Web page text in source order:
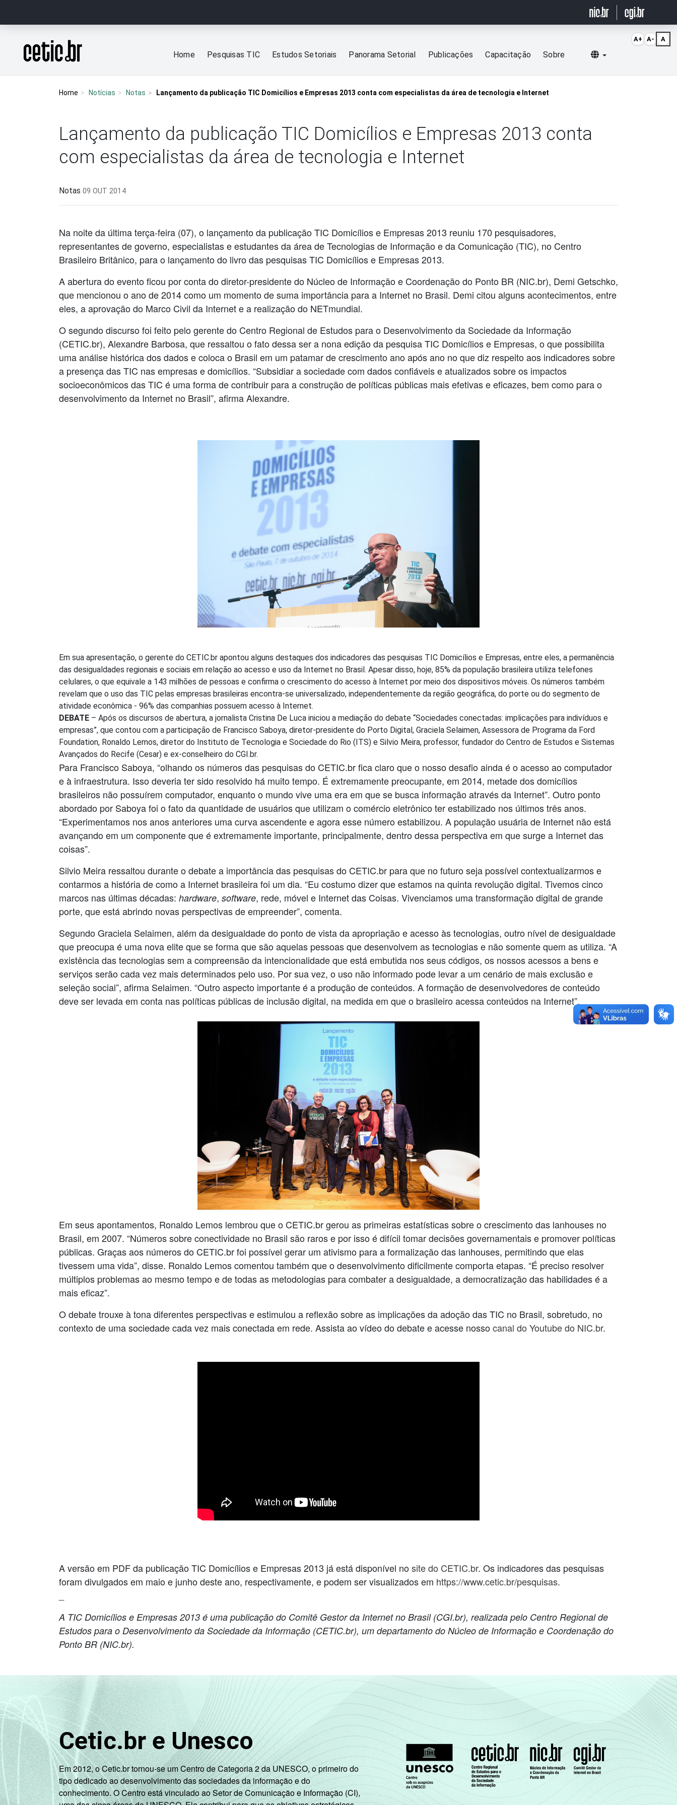
Página inicial
Home Pesquisas TIC Estudos Setoriais Panorama Setorial Publicações Capacitação Sobre Selecionar idioma
Home Notícias Notas Lançamento da publicação TIC Domicílios e Empresas 2013 conta com especialistas da área de tecnologia e Internet
Lançamento da publicação TIC Domicílios e Empresas 2013 conta
com especialistas da área de tecnologia e Internet
Notas 09 OUT 2014
Na noite da última terça-feira (07), o lançamento da publicação TIC Domicílios e Empresas 2013 reuniu 170 pesquisadores,
representantes de governo, especialistas e estudantes da área de Tecnologias de Informação e da Comunicação (TIC), no Centro
Brasileiro Britânico, para o lançamento do livro das pesquisas TIC Domicílios e Empresas 2013.
A abertura do evento ficou por conta do diretor-presidente do Núcleo de Informação e Coordenação do Ponto BR (NIC.br), Demi Getschko,
que mencionou o ano de 2014 como um momento de suma importância para a Internet no Brasil. Demi citou alguns acontecimentos, entre
eles, a aprovação do Marco Civil da Internet e a realização do NETmundial.
O segundo discurso foi feito pelo gerente do Centro Regional de Estudos para o Desenvolvimento da Sociedade da Informação
(CETIC.br), Alexandre Barbosa, que ressaltou o fato dessa ser a nona edição da pesquisa TIC Domicílios e Empresas, o que possibilita
uma análise histórica dos dados e coloca o Brasil em um patamar de crescimento ano após ano no que diz respeito aos indicadores sobre
a presença das TIC nas empresas e domicílios. “Subsidiar a sociedade com dados confiáveis e atualizados sobre os impactos
socioeconômicos das TIC é uma forma de contribuir para a construção de políticas públicas mais efetivas e eficazes, bem como para o
desenvolvimento da Internet no Brasil”, afirma Alexandre.
Em sua apresentação, o gerente do CETIC.br apontou alguns destaques dos indicadores das pesquisas TIC Domicílios e Empresas, entre eles, a permanência
das desigualdades regionais e sociais em relação ao acesso e uso da Internet no Brasil. Apesar disso, hoje, 85% da população brasileira utiliza telefones
celulares, o que equivale a 143 milhões de pessoas e confirma o crescimento do acesso à Internet por meio dos dispositivos móveis. Os números também
revelam que o uso das TIC pelas empresas brasileiras encontra-se universalizado, independentemente da região geográfica, do porte ou do segmento de
atividade econômica - 96% das companhias possuem acesso à Internet.
DEBATE – Após os discursos de abertura, a jornalista Cristina De Luca iniciou a mediação do debate “Sociedades conectadas: implicações para indivíduos e
empresas”, que contou com a participação de Francisco Saboya, diretor-presidente do Porto Digital, Graciela Selaimen, Assessora de Programa da Ford
Foundation, Ronaldo Lemos, diretor do Instituto de Tecnologia e Sociedade do Rio (ITS) e Silvio Meira, professor, fundador do Centro de Estudos e Sistemas
Avançados do Recife (Cesar) e ex-conselheiro do CGI.br.
Para Francisco Saboya, “olhando os números das pesquisas do CETIC.br fica claro que o nosso desafio ainda é o acesso ao computador
e à infraestrutura. Isso deveria ter sido resolvido há muito tempo. É extremamente preocupante, em 2014, metade dos domicílios
brasileiros não possuírem computador, enquanto o mundo vive uma era em que se busca informação através da Internet”. Outro ponto
abordado por Saboya foi o fato da quantidade de usuários que utilizam o comércio eletrônico ter estabilizado nos últimos três anos.
“Experimentamos nos anos anteriores uma curva ascendente e agora esse número estabilizou. A população usuária de Internet não está
avançando em um componente que é extremamente importante, principalmente, dentro dessa perspectiva em que surge a Internet das
coisas”.
Silvio Meira ressaltou durante o debate a importância das pesquisas do CETIC.br para que no futuro seja possível contextualizarmos e
contarmos a história de como a Internet brasileira foi um dia. “Eu costumo dizer que estamos na quinta revolução digital. Tivemos cinco
marcos nas últimas décadas: hardware, software, rede, móvel e Internet das Coisas. Vivenciamos uma transformação digital de grande
porte, que está abrindo novas perspectivas de empreender”, comenta.
Segundo Graciela Selaimen, além da desigualdade do ponto de vista da apropriação e acesso às tecnologias, outro nível de desigualdade
que preocupa é uma nova elite que se forma que são aquelas pessoas que desenvolvem as tecnologias e não somente quem as utiliza. “A
existência das tecnologias sem a compreensão da intencionalidade que está embutida nos seus códigos, os nossos acessos a bens e
serviços serão cada vez mais determinados pelo uso. Por sua vez, o uso não informado pode levar a um cenário de mais exclusão e
seleção social”, afirma Selaimen. “Outro aspecto importante é a produção de conteúdos. A formação de desenvolvedores de conteúdo
deve ser levada em conta nas políticas públicas de inclusão digital, na medida em que o brasileiro acessa conteúdos na Internet”.
Em seus apontamentos, Ronaldo Lemos lembrou que o CETIC.br gerou as primeiras estatísticas sobre o crescimento das lanhouses no
Brasil, em 2007. “Números sobre conectividade no Brasil são raros e por isso é difícil tomar decisões governamentais e promover políticas
públicas. Graças aos números do CETIC.br foi possível gerar um ativismo para a formalização das lanhouses, permitindo que elas
tivessem uma vida”, disse. Ronaldo Lemos comentou também que o desenvolvimento dificilmente comporta etapas. “É preciso resolver
múltiplos problemas ao mesmo tempo e de todas as metodologias para combater a desigualdade, a democratização das habilidades é a
mais eficaz”.
O debate trouxe à tona diferentes perspectivas e estimulou a reflexão sobre as implicações da adoção das TIC no Brasil, sobretudo, no
contexto de uma sociedade cada vez mais conectada em rede. Assista ao vídeo do debate e acesse nossocanal do Youtube do NIC.br.
A versão em PDF da publicação TIC Domicílios e Empresas 2013 já está disponível nosite do CETIC.br. Os indicadores das pesquisas
foram divulgados em maio e junho deste ano, respectivamente, e podem ser visualizados em https://www.cetic.br/pesquisas.
A TIC Domicílios e Empresas 2013 é uma publicação do Comitê Gestor da Internet no Brasil (CGI.br), realizada pelo Centro Regional de
Estudos para o Desenvolvimento da Sociedade da Informação (CETIC.br), um departamento do Núcleo de Informação e Coordenação do
Ponto BR (NIC.br).
Cetic.br e Unesco
Em 2012, o Cetic.br tornou-se um Centro de Categoria 2 da UNESCO, o primeiro do
tipo dedicado ao desenvolvimento das sociedades da informação e do
conhecimento. O Centro está vinculado ao Setor de Comunicação e Informação (CI),
A+ A- A